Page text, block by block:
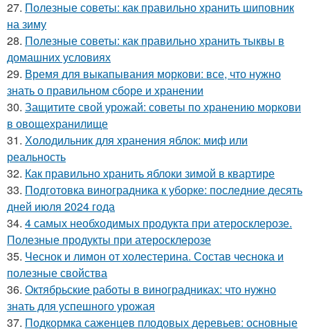
27. Полезные советы: как правильно хранить шиповник
на зиму
28. Полезные советы: как правильно хранить тыквы в
домашних условиях
29. Время для выкапывания моркови: все, что нужно
знать о правильном сборе и хранении
30. Защитите свой урожай: советы по хранению моркови
в овощехранилище
31. Холодильник для хранения яблок: миф или
реальность
32. Как правильно хранить яблоки зимой в квартире
33. Подготовка виноградника к уборке: последние десять
дней июля 2024 года
34. 4 самых необходимых продукта при атеросклерозе.
Полезные продукты при атеросклерозе
35. Чеснок и лимон от холестерина. Состав чеснока и
полезные свойства
36. Октябрьские работы в виноградниках: что нужно
знать для успешного урожая
37. Подкормка саженцев плодовых деревьев: основные